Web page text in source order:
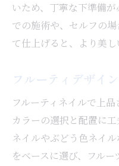
いため、丁寧な下準備
での施術や、セルフの
て仕上げると、より美し
フルーティデザイ
フルーティネイルで上
カラーの選択と配置に
ネイルやぶどう色ネイ
をベースに選び、フル